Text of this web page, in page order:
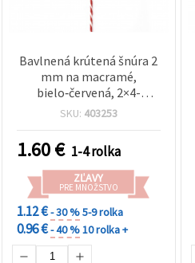
Bavlnená krútená šnúra 2
mm na macramé,
bielo‑červená, 2×4-
pramenná, cca 40 m
SKU: 403253
1.60€ 1-4 rolka
ZĽAVY
PRE MNOŽSTVO
1.12 €- 30 %5-9 rolka
0.96 €- 40 %10 rolka +